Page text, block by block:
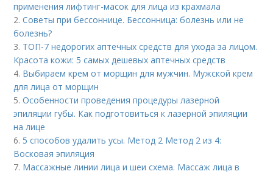
применения лифтинг-масок для лица из крахмала
2.Советы при бессоннице. Бессонница: болезнь или не
болезнь?
3. ТОП-7 недорогих аптечных средств для ухода за лицом.
Красота кожи: 5 самых дешевых аптечных средств
4. Выбираем крем от морщин для мужчин. Мужской крем
для лица от морщин
5.Особенности проведения процедуры лазерной
эпиляции губы. Как подготовиться к лазерной эпиляции
на лице
6. 5 способов удалить усы. Метод 2 Метод 2 из 4:
Восковая эпиляция
7. Массажные линии лица и шеи схема. Массаж лица в